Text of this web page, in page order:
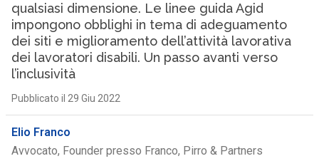
qualsiasi dimensione. Le linee guida Agid
impongono obblighi in tema di adeguamento
dei siti e miglioramento dell’attività lavorativa
dei lavoratori disabili. Un passo avanti verso
l’inclusività
Pubblicato il 29 Giu 2022
Elio Franco
Avvocato, Founder presso Franco, Pirro & Partners